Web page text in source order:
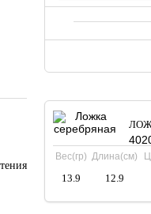
Вес(гр) Длина(см)
13.9 12.9